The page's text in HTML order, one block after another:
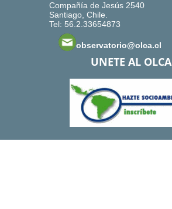
Compañía de Jesús 2540
Santiago, Chile.
Tel: 56.2.33654873
observatorio@olca.cl
UNETE AL OLCA